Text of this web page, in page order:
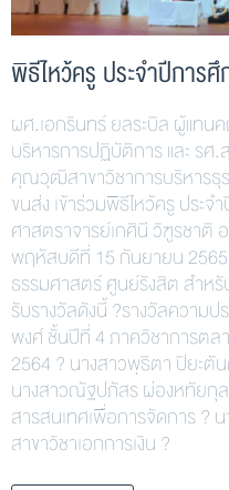
พิธีไหว้ครู ประจำปีการ
ผศ.เอกรินทร์ ยลระบิล ผู้แทน
บริหารการปฏิบัติการ และ ร
คุณวุฒิ​สาขาวิชาการบริหารธุร
ขนส่ง เข้าร่วมพิธีไหว้ครู ประ
ศาสตราจารย์เกศินี วิฑูรชาติ
พฤหัสบดีที่ 15 กันยายน
ธรรมศาสตร์ ศูนย์รังสิต สำห
รับรางวัลดังนี้ ?รางวัลความ
พงศ์ ชั้นปีที่ 4 ภาควิชาการตล
2564 ? นางสาวพุธิตา ปิยะตั
นางสาวณัฐปภัสร ผ่องหทัยกุล
สารสนเทศเพื่อการจัดการ ?
สาขาวิชาเอกการเงิน ?